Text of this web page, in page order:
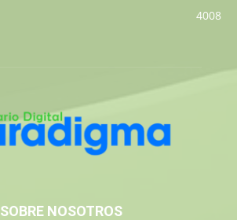
4008
SOBRE NOSOTROS